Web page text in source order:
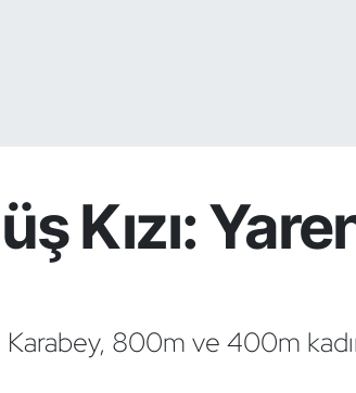
Kızı:
Karabey, 800m ve 400m